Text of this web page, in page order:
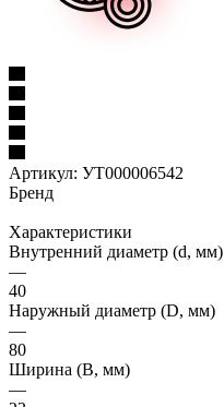
Артикул: УТ000006542
Бренд
Характеристики
Внутренний диаметр (d, мм)
—
40
Наружный диаметр (D, мм)
—
80
Ширина (B, мм)
—